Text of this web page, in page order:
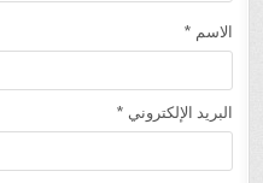
الاسم *
البريد الإلكتروني *